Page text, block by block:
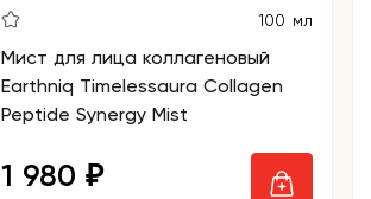
100 мл
Мист для лица коллагеновый
Earthniq Timelessaura Collagen
Peptide Synergy Mist
1 980 ₽